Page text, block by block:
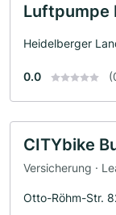
Luftpumpe
Heidelberger
0.0
CITYbike
Versicherung ·
Otto-Röhm-Str.